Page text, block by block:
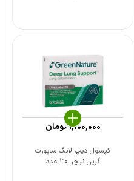
کپسول دیپ لانگ ساپورت
گرین نیچر 30 عدد
1,100,000تومان